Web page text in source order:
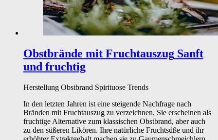
Obstbrände mit Fruchtauszug Sanft
und fruchtig
Herstellung Obstbrand Spirituose Trends
In den letzten Jahren ist eine steigende Nachfrage nach
Bränden mit Fruchtauszug zu verzeichnen. Sie erscheinen als
fruchtige Alternative zum klassischen Obstbrand, aber auch
zu den süßeren Likören. Ihre natürliche Fruchtsüße und ihr